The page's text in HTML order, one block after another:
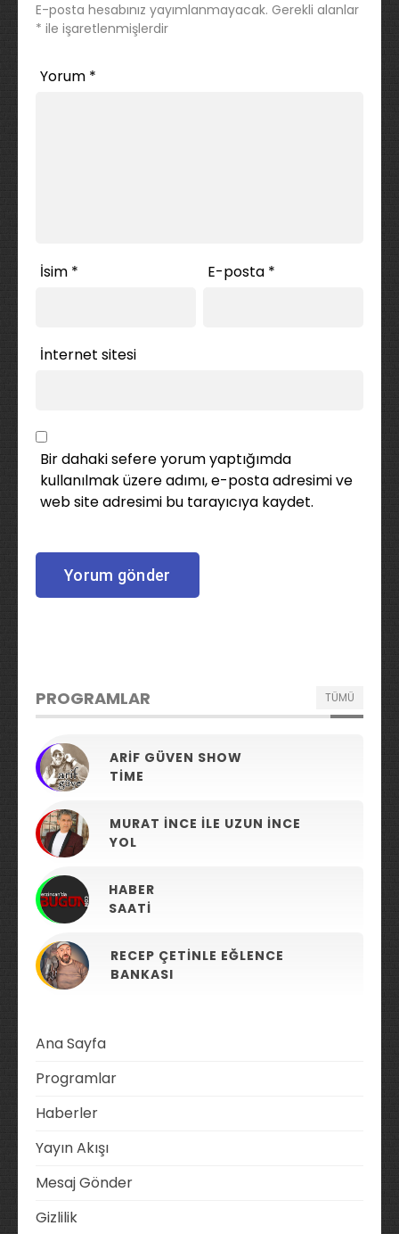
E-posta hesabınız yayımlanmayacak. Gerekli alanlar
* ile işaretlenmişlerdir
Yorum *
İsim * E-posta *
İnternet sitesi
Bir dahaki sefere yorum yaptığımda
kullanılmak üzere adımı, e-posta adresimi ve
web site adresimi bu tarayıcıya kaydet.
PROGRAMLAR TÜMÜ
ARIF GÜVEN SHOW
TIME
MURAT İNCE ILE UZUN İNCE
YOL
HABER
SAATI
RECEP ÇETINLE EĞLENCE
BANKASI
Ana Sayfa
Programlar
Haberler
Yayın Akışı
Mesaj Gönder
Gizlilik